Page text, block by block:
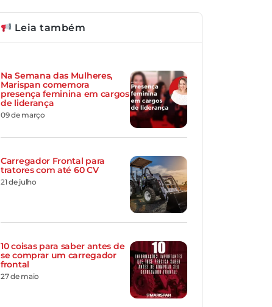
Leia também
Na Semana das Mulheres,
Marispan comemora
presença feminina em cargos
de liderança
09 de março
Carregador Frontal para
tratores com até 60 CV
21 de julho
10 coisas para saber antes de
se comprar um carregador
frontal
27 de maio